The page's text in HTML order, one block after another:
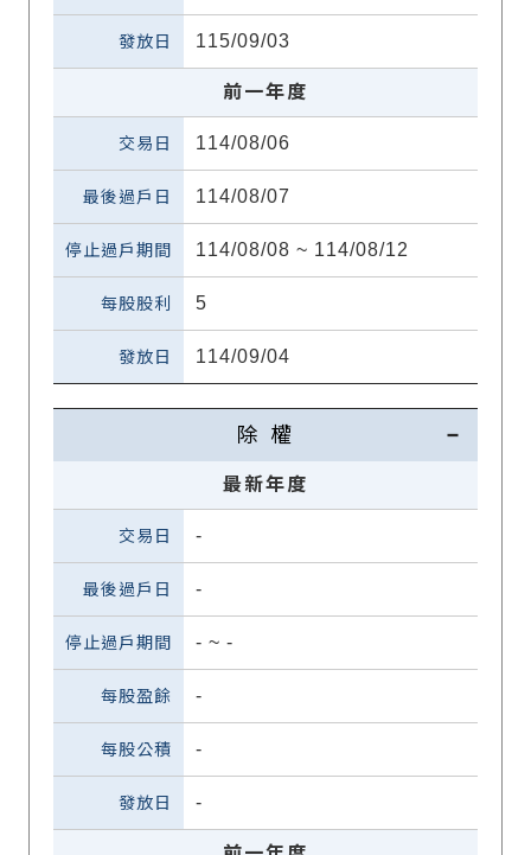
115/09/03
前一年度
114/08/06
114/08/07
114/08/08 ~ 114/08/12
5
114/09/04
除 權
最新年度
-
-
- ~ -
-
-
-